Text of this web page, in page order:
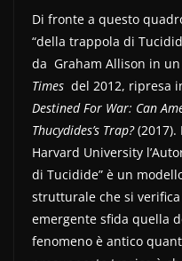
Di fronte a questo
“della trappola di
da Graham Allison in
Times del 2012, ripresa
Destined For War: Can
Thucydides’s Trap?(2017).
Harvard University
di Tucidide” è un
strutturale che si
emergente sfida quella
fenomeno è antico